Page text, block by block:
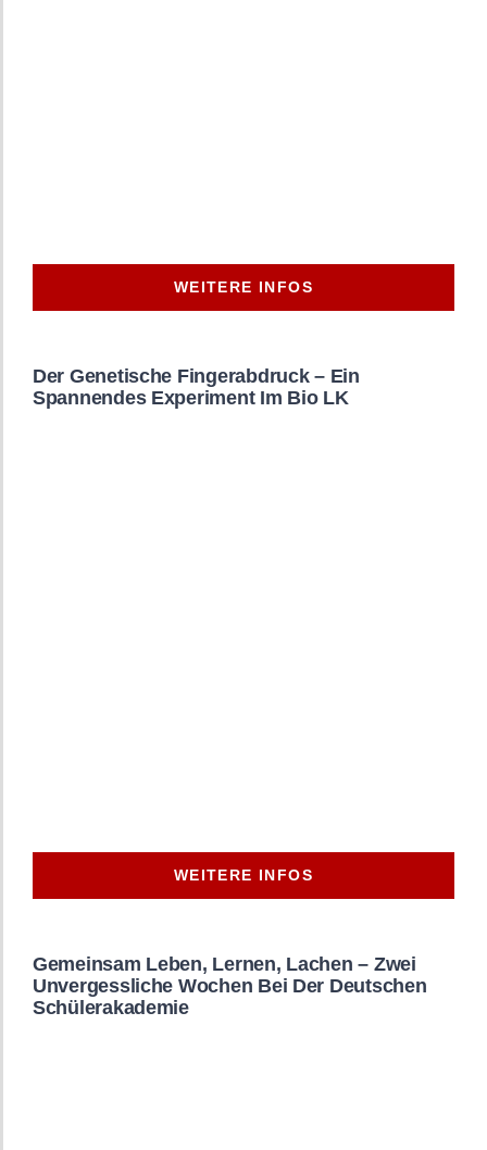
WEITERE INFOS
Der Genetische Fingerabdruck – Ein
Spannendes Experiment Im Bio LK
WEITERE INFOS
Gemeinsam Leben, Lernen, Lachen – Zwei
Unvergessliche Wochen Bei Der Deutschen
Schülerakademie